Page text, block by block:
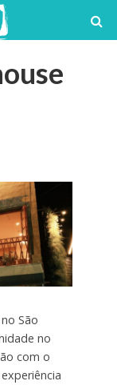
São
no
com o